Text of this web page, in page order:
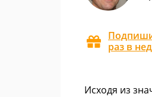
раз в
Исходя из